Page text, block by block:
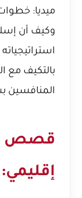
ميديا:
وكيف أن
بالتكيف مع
قصص